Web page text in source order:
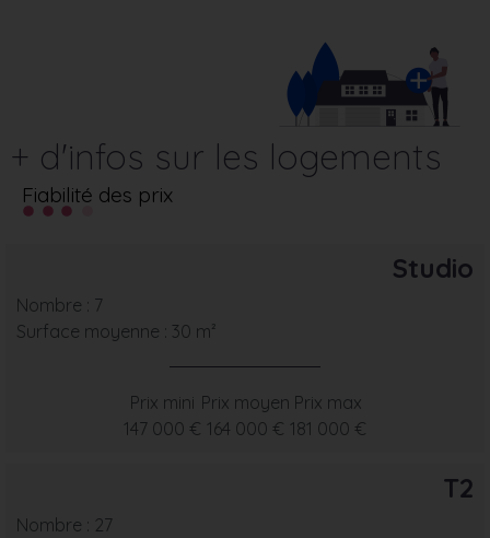
+ d'infos sur les logements
Fiabilité des prix
Studio
Nombre : 7
Surface moyenne : 30 m²
Prix mini
147 000 €
Prix moyen
164 000 €
Prix max
181 000 €
T2
Nombre : 27